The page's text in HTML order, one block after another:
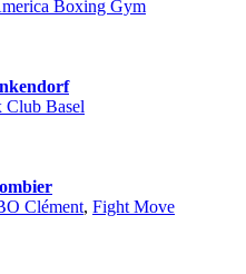
Boxing Gym
Club Basel
Clément, Fight Move